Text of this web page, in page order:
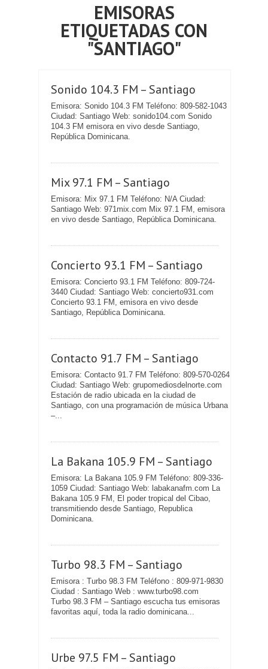
EMISORAS
ETIQUETADAS CON
"SANTIAGO"
Sonido 104.3 FM – Santiago
Emisora: Sonido 104.3 FM Teléfono: 809-582-1043
Ciudad: Santiago Web: sonido104.com Sonido
104.3 FM emisora en vivo desde Santiago,
República Dominicana.
Mix 97.1 FM – Santiago
Emisora: Mix 97.1 FM Teléfono: N/A Ciudad:
Santiago Web: 971mix.com Mix 97.1 FM, emisora
en vivo desde Santiago, República Dominicana.
Concierto 93.1 FM – Santiago
Emisora: Concierto 93.1 FM Teléfono: 809-724-
3440 Ciudad: Santiago Web: concierto931.com
Concierto 93.1 FM, emisora en vivo desde
Santiago, República Dominicana.
Contacto 91.7 FM – Santiago
Emisora: Contacto 91.7 FM Teléfono: 809-570-0264
Ciudad: Santiago Web: grupomediosdelnorte.com
Estación de radio ubicada en la ciudad de
Santiago, con una programación de música Urbana
–...
La Bakana 105.9 FM – Santiago
Emisora: La Bakana 105.9 FM Teléfono: 809-336-
1059 Ciudad: Santiago Web: labakanafm.com La
Bakana 105.9 FM, El poder tropical del Cibao,
transmitiendo desde Santiago, Republica
Dominicana.
Turbo 98.3 FM – Santiago
Emisora : Turbo 98.3 FM Teléfono : 809-971-9830
Ciudad : Santiago Web : www.turbo98.com
Turbo 98.3 FM – Santiago escucha tus emisoras
favoritas aquí, toda la radio dominicana...
Urbe 97.5 FM – Santiago